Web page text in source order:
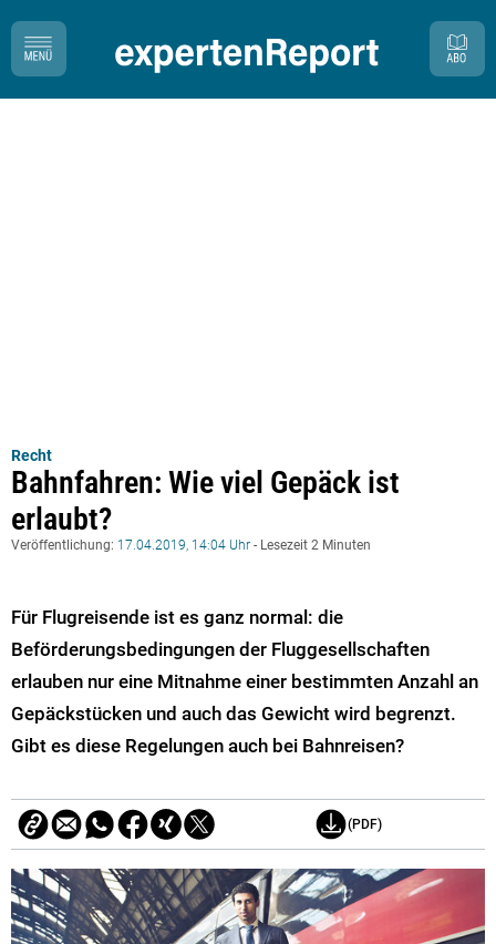
Recht
Bahnfahren: Wie viel Gepäck ist
erlaubt?
Veröffentlichung: 17.04.2019, 14:04 Uhr - Lesezeit 2 Minuten
Für Flugreisende ist es ganz normal: die
Beförderungsbedingungen der Fluggesellschaften
erlauben nur eine Mitnahme einer bestimmten Anzahl an
Gepäckstücken und auch das Gewicht wird begrenzt.
Gibt es diese Regelungen auch bei Bahnreisen?
(PDF)